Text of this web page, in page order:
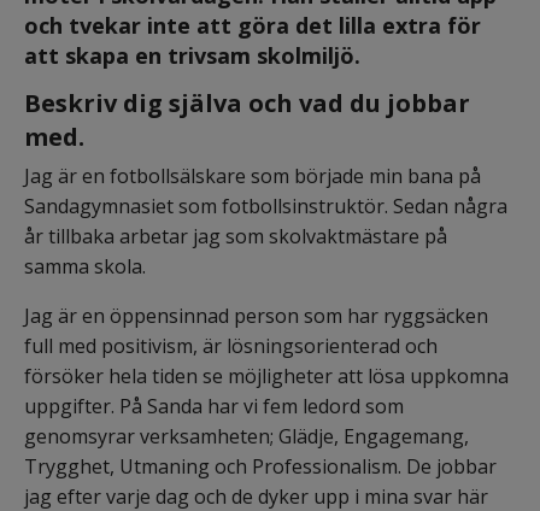
och tvekar inte att göra det lilla extra för
att skapa en trivsam skolmiljö.
Beskriv dig själva och vad du jobbar
med.
Jag är en fotbollsälskare som började min bana på
Sandagymnasiet som fotbollsinstruktör. Sedan några
år tillbaka arbetar jag som skolvaktmästare på
samma skola.
Jag är en öppensinnad person som har ryggsäcken
full med positivism, är lösningsorienterad och
försöker hela tiden se möjligheter att lösa uppkomna
uppgifter. På Sanda har vi fem ledord som
genomsyrar verksamheten; Glädje, Engagemang,
Trygghet, Utmaning och Professionalism. De jobbar
jag efter varje dag och de dyker upp i mina svar här